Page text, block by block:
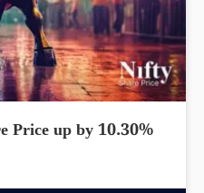
Price up by 10.30%